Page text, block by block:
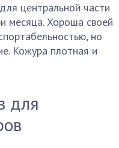
центральной части
месяца. Хороша своей
но
Кожура плотная и
для